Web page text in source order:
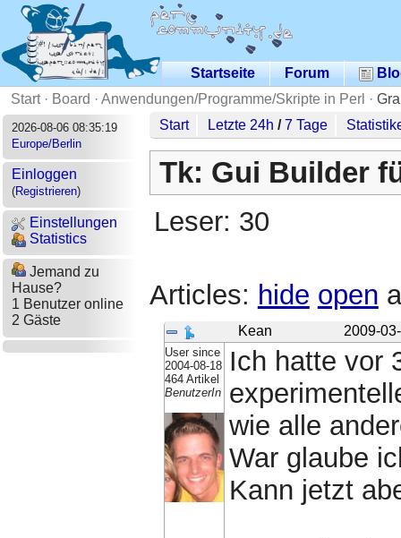
Startseite Forum
Start· Board · Anwendungen/Programme/Skripte in Perl ·
2026-08-06 08:35:19
Europe/Berlin
Einloggen
(Registrieren)
Einstellungen
Statistics
Jemand zu
Hause?
1 Benutzer online
2 Gäste
Start Letzte 24h /7 Tage
Tk: Gui Builder
Leser: 30
Articles: hide open
Kean 2009-
User since
2004-08-18
464 Artikel
BenutzerIn
Ich hatte vor
wie alle
War glaube
Kann jetzt